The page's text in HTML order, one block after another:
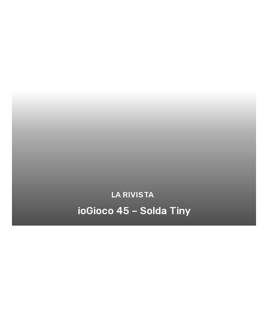
LA RIVISTA
ioGioco 45 – Solda Tiny